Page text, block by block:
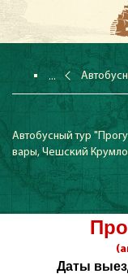
Автобусный тур
вары, Чешский
Даты